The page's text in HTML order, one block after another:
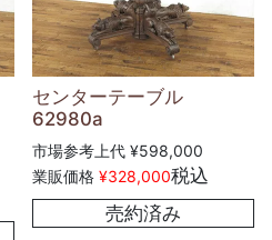
センターテーブル
62980a
市場参考上代 ¥598,000
業販価格 ¥328,000税込
売約済み